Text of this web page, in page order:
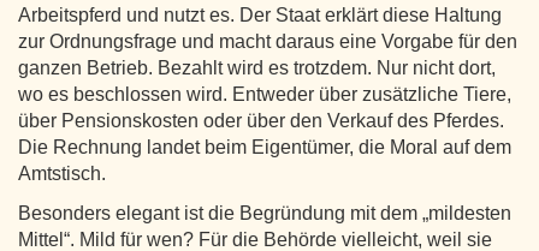
Arbeitspferd und nutzt es. Der Staat erklärt diese Haltung
zur Ordnungsfrage und macht daraus eine Vorgabe für den
ganzen Betrieb. Bezahlt wird es trotzdem. Nur nicht dort,
wo es beschlossen wird. Entweder über zusätzliche Tiere,
über Pensionskosten oder über den Verkauf des Pferdes.
Die Rechnung landet beim Eigentümer, die Moral auf dem
Amtstisch.
Besonders elegant ist die Begründung mit dem „mildesten
Mittel“. Mild für wen? Für die Behörde vielleicht, weil sie